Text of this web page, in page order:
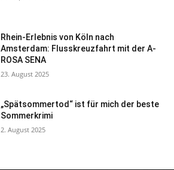
Rhein-Erlebnis von Köln nach
Amsterdam: Flusskreuzfahrt mit der A-
ROSA SENA
23. August 2025
„Spätsommertod“ ist für mich der beste
Sommerkrimi
2. August 2025